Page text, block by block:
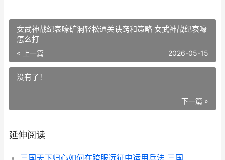
女武神战纪哀嚎矿洞轻松通关诀窍和策略 女武神战纪哀嚎
怎么打
« 上一篇 2026-05-15
没有了！
下一篇 »
延伸阅读